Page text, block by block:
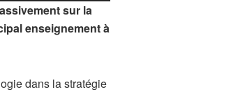
sur la
enseignement à
dans la stratégie